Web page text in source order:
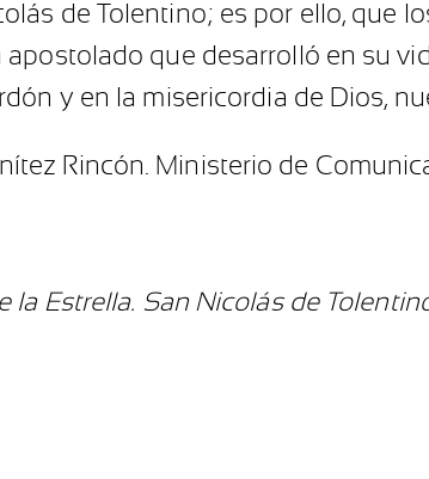
de Tolentino; es por ello, que
que desarrolló en su
y en la misericordia de Dios,
Rincón. Ministerio de
la Estrella. San Nicolás de